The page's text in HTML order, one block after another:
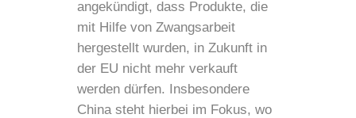
angekündigt, dass Produkte, die
mit Hilfe von Zwangsarbeit
hergestellt wurden, in Zukunft in
der EU nicht mehr verkauft
werden dürfen. Insbesondere
China steht hierbei im Fokus, wo